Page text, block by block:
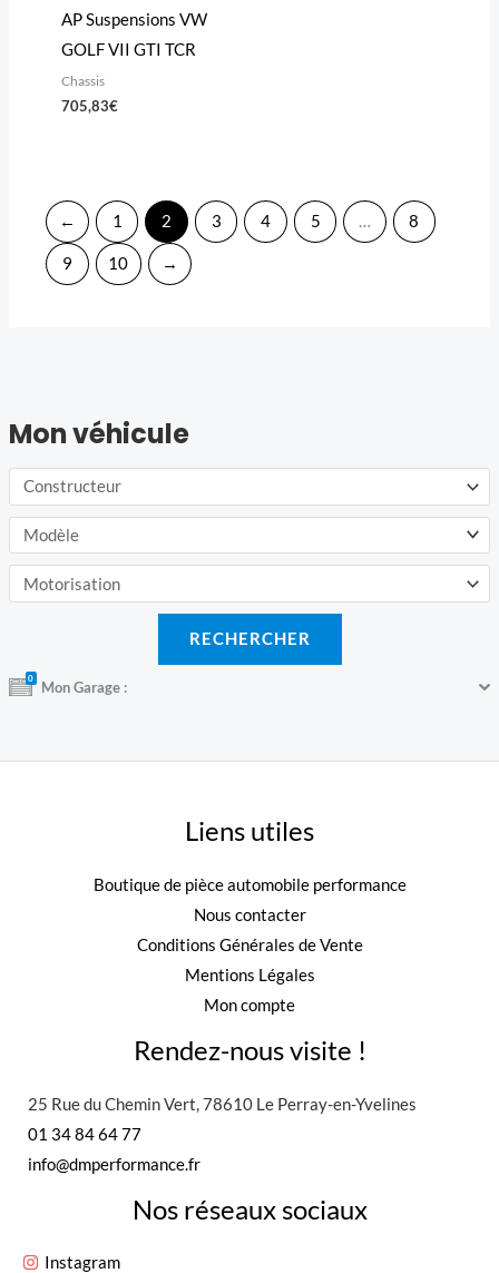
Mon véhicule
0 Mon Garage :
AP Suspensions VW
GOLF VII GTI TCR
Chassis
705,83€
← 1 2 3 4 5 … 8
9 10 →
Liens utiles
Boutique de pièce automobile performance
Nous contacter
Conditions Générales de Vente
Mentions Légales
Mon compte
Rendez-nous visite !
25 Rue du Chemin Vert, 78610 Le Perray-en-Yvelines
01 34 84 64 77
info@dmperformance.fr
Nos réseaux sociaux
Instagram